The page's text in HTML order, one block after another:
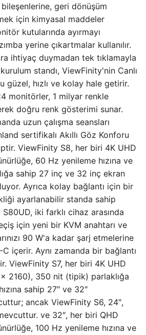
geri dönüşüm
için kimyasal maddeler
kutularında ayırmayı
yerine çıkartmalar kullanılır.
ihtiyaç duymadan tek tıklamayla
standı, ViewFinity'nin Canlı
güzel, hızlı ve kolay hale getirir.
monitörler, 1 milyar renkle
doğru renk gösterimi sunar.
uzun çalışma seansları
sertifikalı Akıllı Göz Konforu
ViewFinity S8, her biri 4K UHD
60 Hz yenileme hızına ve
sahip 27 inç ve 32 inç ekran
Ayrıca kolay bağlantı için bir
ayarlanabilir standa sahip
iki farklı cihaz arasında
için yeni bir KVM anahtarı ve
90 W'a kadar şarj etmelerine
içerir. Aynı zamanda bir bağlantı
ViewFinity S7, her biri 4K UHD
2160), 350 nit (tipik) parlaklığa
sahip 27″ ve 32″
ancak ViewFinity S6, 24″,
ve 32″, her biri QHD
100 Hz yenileme hızına ve